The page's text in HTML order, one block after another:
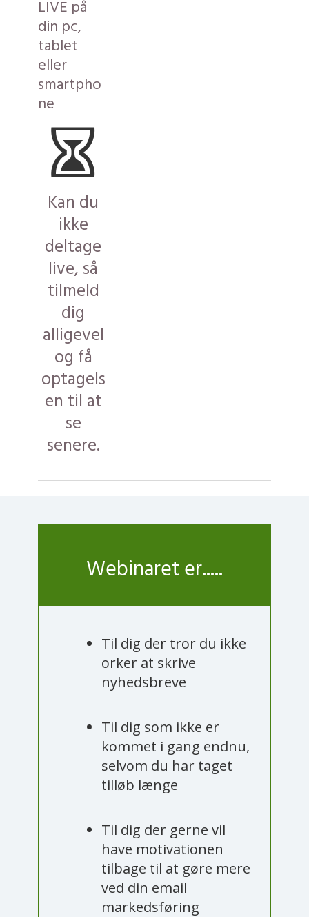
LIVE på
din pc,
tablet
eller
smartpho
ne
Kan du
ikke
deltage
live, så
tilmeld
dig
alligevel
og få
optagels
en til at
se
senere.
Webinaret er.....
Til dig der tror du ikke
orker at skrive
nyhedsbreve
​Til dig som ikke er
kommet i gang endnu,
selvom du har taget
tilløb længe
Til dig der gerne vil
have motivationen
tilbage til at gøre mere
ved din email
markedsføring